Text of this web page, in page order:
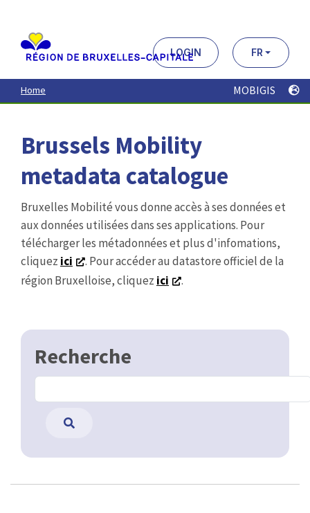
contenu
principal
LOGIN FR
Home MOBIGIS
Brussels Mobility
metadata catalogue
Bruxelles Mobilité vous donne accès à ses données et
aux données utilisées dans ses applications. Pour
télécharger les métadonnées et plus d'infomations,
cliquez ici
. Pour accéder au datastore officiel de la
région Bruxelloise, cliquez ici .
Recherche